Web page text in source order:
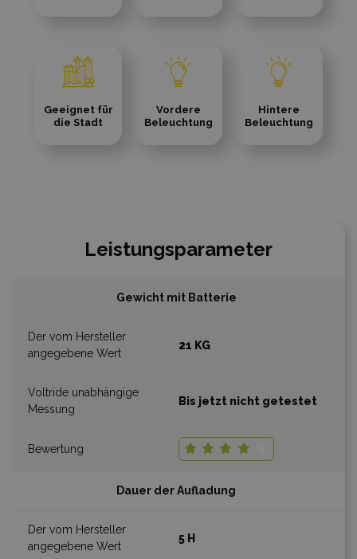
Geeignet für
die Stadt
Vordere
Beleuchtung
Hintere
Beleuchtung
Leistungsparameter
Gewicht mit Batterie
21 KG
Bis jetzt nicht getestet
Dauer der Aufladung
5 H